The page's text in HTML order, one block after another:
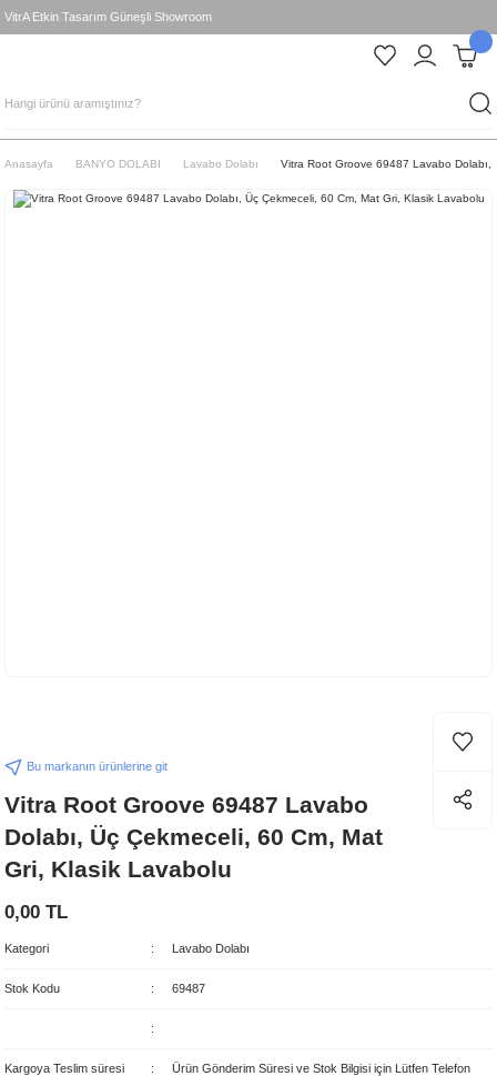
VitrA Etkin Tasarım Güneşli Showroom
Anasayfa BANYO DOLABI Lavabo Dolabı Vitra Root Groove 69487 Lavabo Dolabı,
Bu markanın ürünlerine git
Vitra Root Groove 69487 Lavabo
Dolabı, Üç Çekmeceli, 60 Cm, Mat
Gri, Klasik Lavabolu
0,00 TL
Kategori Lavabo Dolabı
Stok Kodu 69487
Kargoya Teslim süresi
Ürün Gönderim Süresi ve Stok Bilgisi için Lütfen Telefon